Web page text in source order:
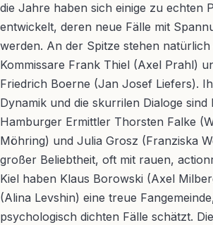
die Jahre haben sich einige zu echten
entwickelt, deren neue Fälle mit
werden. An der Spitze stehen
Kommissare Frank Thiel (Axel Prahl)
Friedrich Boerne (Jan Josef Liefers).
Dynamik und die skurrilen Dialoge sind
Hamburger Ermittler Thorsten Falke
Möhring) und Julia Grosz (Franziska
großer Beliebtheit, oft mit rauen,
Kiel haben Klaus Borowski (Axel
(Alina Levshin) eine treue
psychologisch dichten Fälle schätzt.